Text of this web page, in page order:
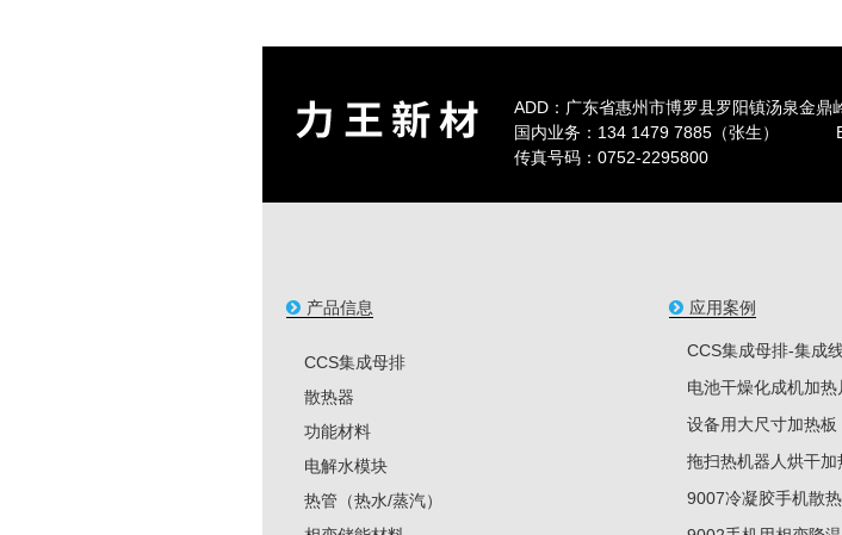
ADD：广东省惠州市博罗县罗阳镇汤泉金鼎
国内业务：134 1479 7885（张生） E-
传真号码：0752-2295800
产品信息
CCS集成母排
散热器
功能材料
电解水模块
热管（热水/蒸汽）
应用案例
CCS集成母排-集成
电池干燥化成机加热
设备用大尺寸加热板
拖扫热机器人烘干加
9007冷凝胶手机散热